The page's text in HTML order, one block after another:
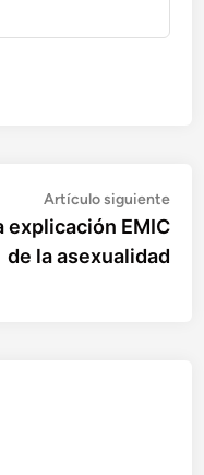
Artículo siguiente
explicación EMIC
de la asexualidad